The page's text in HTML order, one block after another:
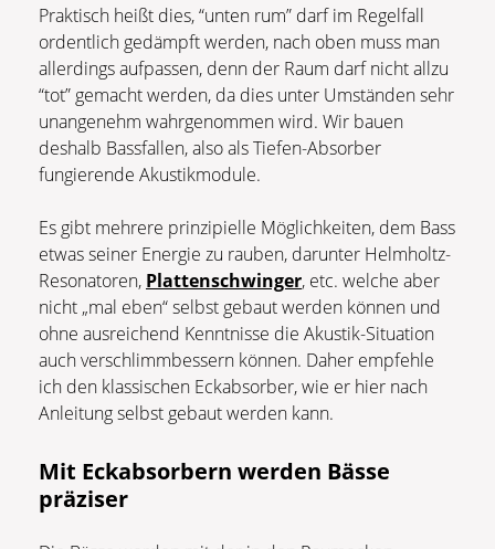
Praktisch heißt dies, “unten rum” darf im Regelfall
ordentlich gedämpft werden, nach oben muss man
allerdings aufpassen, denn der Raum darf nicht allzu
“tot” gemacht werden, da dies unter Umständen sehr
unangenehm wahrgenommen wird. Wir bauen
deshalb Bassfallen, also als Tiefen-Absorber
fungierende Akustikmodule.
Es gibt mehrere prinzipielle Möglichkeiten, dem Bass
etwas seiner Energie zu rauben, darunter Helmholtz-
Resonatoren, Plattenschwinger, etc. welche aber
nicht „mal eben“ selbst gebaut werden können und
ohne ausreichend Kenntnisse die Akustik-Situation
auch verschlimmbessern können. Daher empfehle
ich den klassischen Eckabsorber, wie er hier nach
Anleitung selbst gebaut werden kann.
Mit Eckabsorbern werden Bässe
präziser